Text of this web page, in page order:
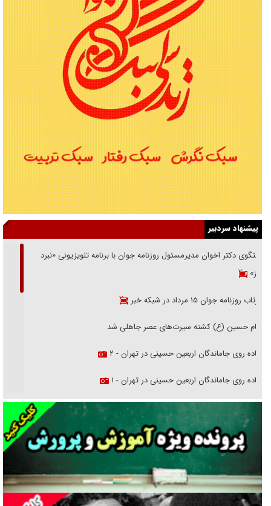
پیشنهاد سردبیر
گفتگوی دکتر اخوان مدیرمسئول روزنامه جوان با برنامه تلویزیونی «نبرد
هرمز»
بازتاب روزنامه جوان ۱۵ مرداد در شبکه خبر
امام حسین (ع) کشته سیرت‌های عصر جاهلی شد
پیاده روی جاماندگان اربعین حسینی در تهران - ۲
پیاده روی جاماندگان اربعین حسینی در تهران - ۱
فریاد‌ها و ناله‌های دوستان مبارزدلم را آتش می‌زد
تغییر رویه دشمن در ترور از شیخ فضل‌الله تا مصباح یزدی
خرید قسطی اولش خنده و آخرش گریه است!
فوتبال و آن «بالا»!